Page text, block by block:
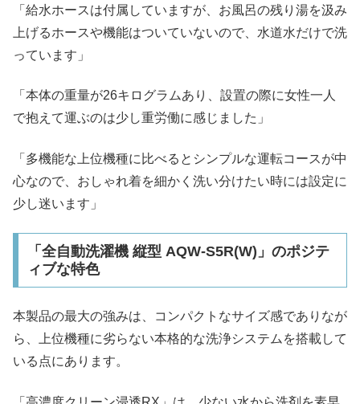
「給水ホースは付属していますが、お風呂の残り湯を汲み
上げるホースや機能はついていないので、水道水だけで洗
っています」
「本体の重量が26キログラムあり、設置の際に女性一人
で抱えて運ぶのは少し重労働に感じました」
「多機能な上位機種に比べるとシンプルな運転コースが中
心なので、おしゃれ着を細かく洗い分けたい時には設定に
少し迷います」
「全自動洗濯機 縦型 AQW-S5R(W)」のポジテ
ィブな特色
本製品の最大の強みは、コンパクトなサイズ感でありなが
ら、上位機種に劣らない本格的な洗浄システムを搭載して
いる点にあります。